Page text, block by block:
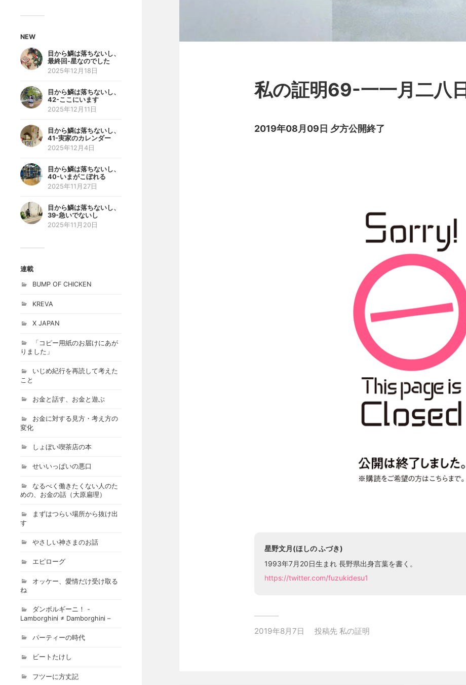
NEW
目から鱗は落ちないし、
最終回-星なのでした
2025年12月18日
目から鱗は落ちないし、
42-ここにいます
2025年12月11日
目から鱗は落ちないし、
41-実家のカレンダー
2025年12月4日
目から鱗は落ちないし、
40-いまがこぼれる
2025年11月27日
目から鱗は落ちないし、
39-急いでないし
2025年11月20日
連載
BUMP OF CHICKEN
KREVA
X JAPAN
「コピー用紙のお届けにあが
りました」
いじめ紀行を再読して考えた
こと
お金と話す、お金と遊ぶ
お金に対する見方・考え方の
変化
しょぼい喫茶店の本
せいいっぱいの悪口
なるべく働きたくない人のた
めの、お金の話（大原扁理）
まずはつらい場所から抜け出
す
やさしい神さまのお話
エピローグ
オッケー、愛情だけ受け取る
ね
ダンボルギーニ！ -
Lamborghini ≠ Damborghini –
パーティーの時代
ビートたけし
フツーに方丈記
私の証明69-一一月二八日
2019年08月09日 夕方公開終了
星野文月(ほしの ふづき)
1993年7月20日生まれ 長野県出身言葉を書く。
https://twitter.com/fuzukidesu1
2019年8月7日 投稿先 私の証明